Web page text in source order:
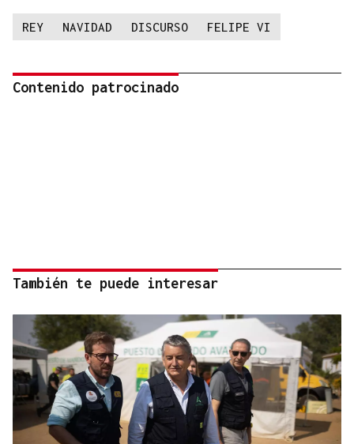
REY NAVIDAD DISCURSO FELIPE VI
Contenido patrocinado
También te puede interesar